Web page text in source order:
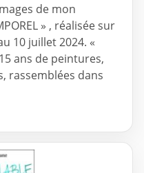
de mon
» , réalisée sur
10 juillet 2024. «
ans de peintures,
rassemblées dans